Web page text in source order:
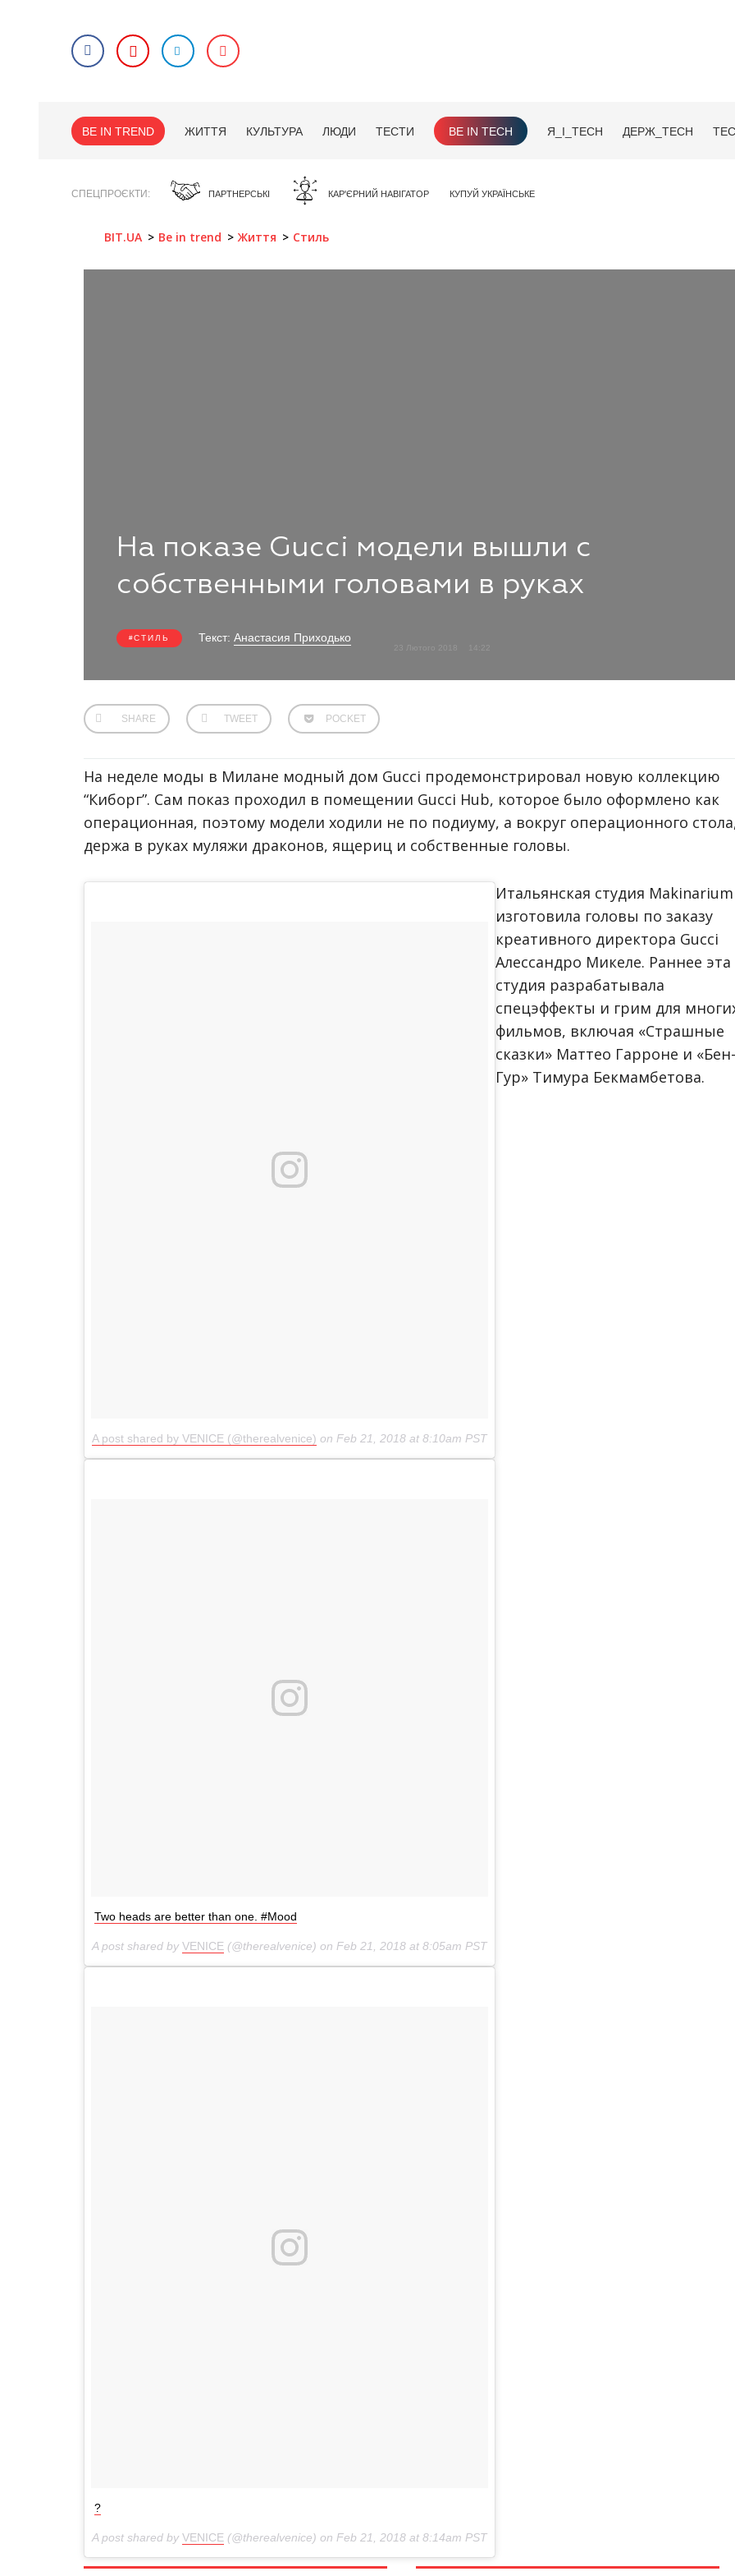
BE IN TREND ЖИТТЯ КУЛЬТУРА ЛЮДИ ТЕСТИ BE IN TECH Я_І_TECH ДЕРЖ_TECH
СПЕЦПРОЄКТИ ПАРТНЕРСЬКІ КАР'ЄРНИЙ НАВІГАТОР КУПУЙ УКРАЇНСЬКЕ
BIT.UA Be in trend Життя Стиль
На показе Gucci модели вышли с
собственными головами в руках
СТИЛЬ Текст: Анастасия Приходько
23 Лютого 2018
SHARE TWEET POCKET
На неделе моды в Милане модный дом Gucci продемонстрировал новую коллекцию
“Киборг”. Сам показ проходил в помещении Gucci Hub, которое было оформлено как
операционная, поэтому модели ходили не по подиуму, а вокруг операционного
держа в руках муляжи драконов, ящериц и собственные головы.
A post shared by VENICE (@therealvenice) on Feb 21, 2018 at 8:10am PST
Итальянская студия Makinarium
изготовила головы по заказу
креативного директора Gucci
Алессандро Микеле. Раннее эта
студия разрабатывала
спецэффекты и грим для
фильмов, включая «Страшные
сказки» Маттео Гарроне и «Бен-
Гур» Тимура Бекмамбетова.
Two heads are better than one. #Mood
A post shared by VENICE (@therealvenice) on Feb 21, 2018 at 8:05am PST
?
A post shared by VENICE (@therealvenice) on Feb 21, 2018 at 8:14am PST